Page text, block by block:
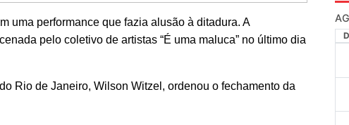
uma performance que fazia alusão à ditadura. A
pelo coletivo de artistas “É uma maluca” no último dia
Rio de Janeiro, Wilson Witzel, ordenou o fechamento da